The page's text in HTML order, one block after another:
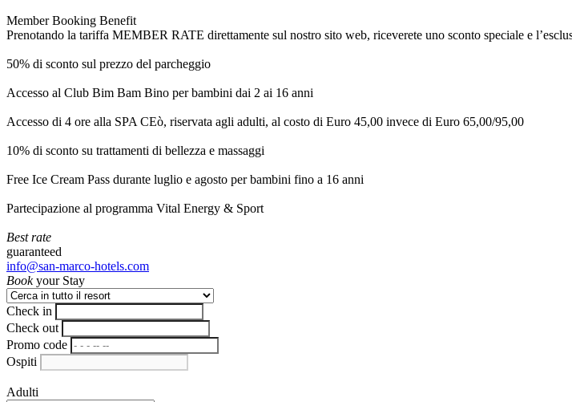
Member Booking Benefit
Prenotando la tariffa MEMBER RATE direttamente sul nostro sito web, riceverete uno sconto speciale e
50% di sconto sul prezzo del parcheggio
Accesso al Club Bim Bam Bino per bambini dai 2 ai 16 anni
Accesso di 4 ore alla SPA CEò, riservata agli adulti, al costo di Euro 45,00 invece di Euro 65,00/95,00
10% di sconto su trattamenti di bellezza e massaggi
Free Ice Cream Pass durante luglio e agosto per bambini fino a 16 anni
Partecipazione al programma Vital Energy & Sport
Best rate
guaranteed
info@san-marco-hotels.com
Bookyour Stay
Check in
Check out
Promo code
Ospiti
Adulti